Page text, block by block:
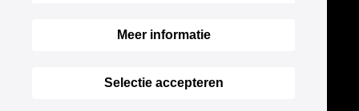
Meer informatie
Selectie accepteren